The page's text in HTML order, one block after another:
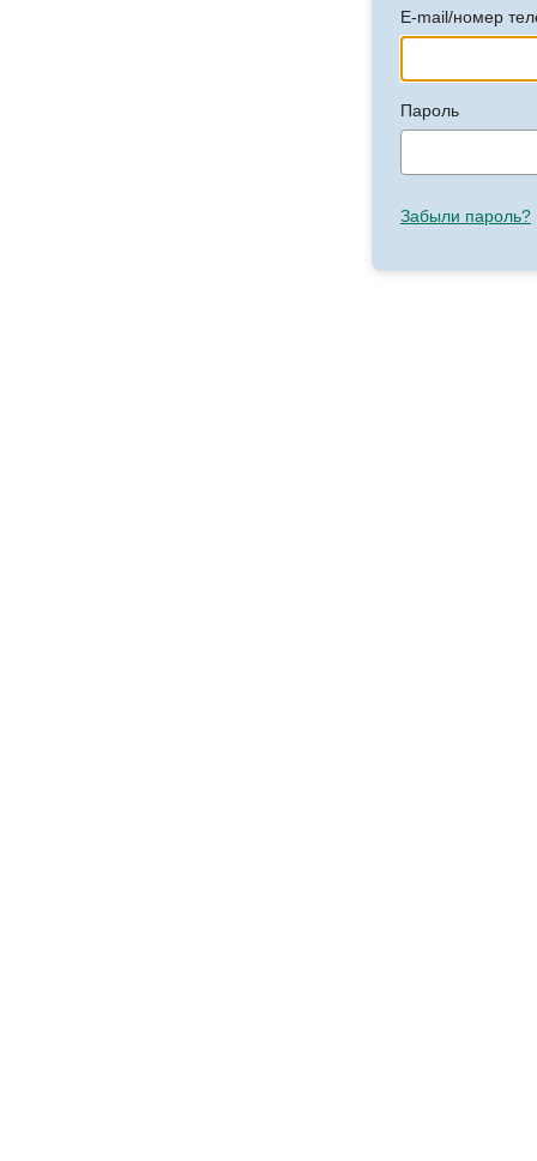
E-mail/номер
Пароль
Забыли пароль?